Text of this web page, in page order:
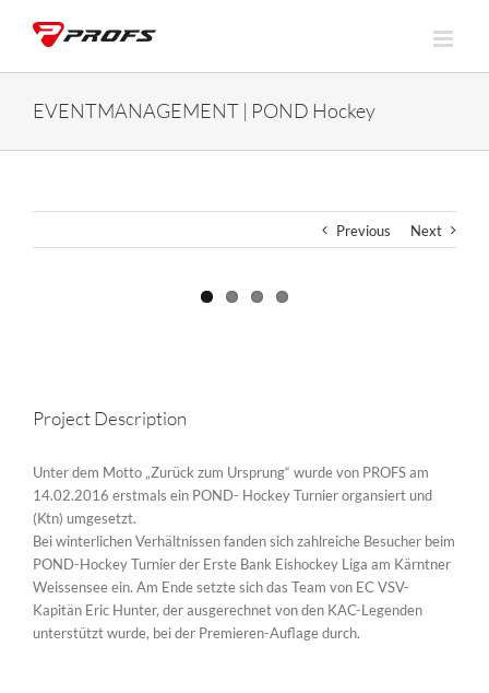
EVENTMANAGEMENT | POND Hockey
Previous Next
Project Description
Unter dem Motto „Zurück zum Ursprung“ wurde von PROFS am
14.02.2016 erstmals ein POND- Hockey Turnier organsiert und
(Ktn) umgesetzt.
Bei winterlichen Verhältnissen fanden sich zahlreiche Besucher beim
POND-Hockey Turnier der Erste Bank Eishockey Liga am Kärntner
Weissensee ein. Am Ende setzte sich das Team von EC VSV-
Kapitän Eric Hunter, der ausgerechnet von den KAC-Legenden
unterstützt wurde, bei der Premieren-Auflage durch.